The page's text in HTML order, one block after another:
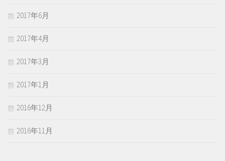
2017年6月
2017年4月
2017年3月
2017年1月
2016年12月
2016年11月